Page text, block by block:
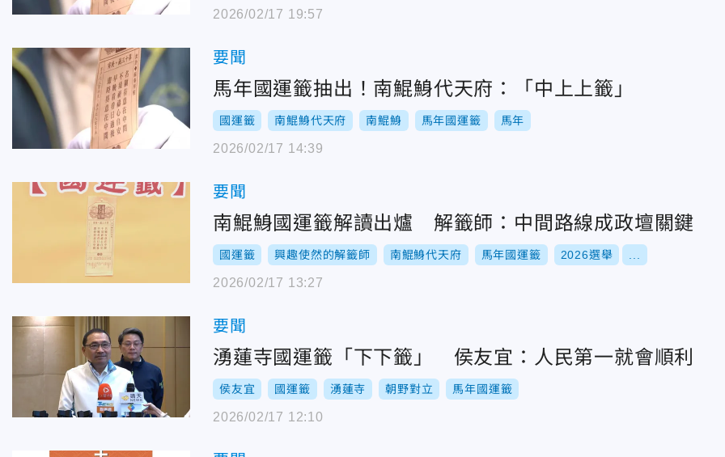
2026/02/17 19:57
要聞
馬年國運籤抽出！南鯤鯓代天府：「中上上籤」
國運籤 南鯤鯓代天府 南鯤鯓 馬年國運籤 馬年
2026/02/17 14:39
要聞
南鯤鯓國運籤解讀出爐 解籤師：中間路線成政壇關鍵
國運籤 興趣使然的解籤師 南鯤鯓代天府 馬年國運籤 2026選舉
2026/02/17 13:27
要聞
湧蓮寺國運籤「下下籤」 侯友宜：人民第一就會順利
侯友宜 國運籤 湧蓮寺 朝野對立 馬年國運籤
2026/02/17 12:10